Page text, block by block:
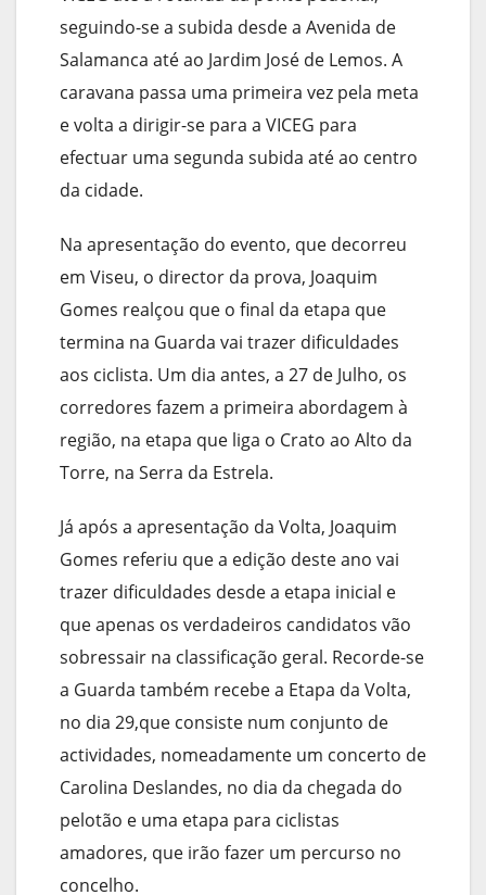
seguindo-se a subida desde a Avenida de
Salamanca até ao Jardim José de Lemos. A
caravana passa uma primeira vez pela meta
e volta a dirigir-se para a VICEG para
efectuar uma segunda subida até ao centro
da cidade.
Na apresentação do evento, que decorreu
em Viseu, o director da prova, Joaquim
Gomes realçou que o final da etapa que
termina na Guarda vai trazer dificuldades
aos ciclista. Um dia antes, a 27 de Julho, os
corredores fazem a primeira abordagem à
região, na etapa que liga o Crato ao Alto da
Torre, na Serra da Estrela.
Já após a apresentação da Volta, Joaquim
Gomes referiu que a edição deste ano vai
trazer dificuldades desde a etapa inicial e
que apenas os verdadeiros candidatos vão
sobressair na classificação geral. Recorde-se
a Guarda também recebe a Etapa da Volta,
no dia 29,que consiste num conjunto de
actividades, nomeadamente um concerto de
Carolina Deslandes, no dia da chegada do
pelotão e uma etapa para ciclistas
amadores, que irão fazer um percurso no
concelho.